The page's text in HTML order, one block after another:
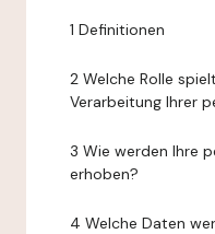
1 Definitionen
2 Welche Rolle
Verarbeitung Ihrer
3 Wie werden Ihre
erhoben?
4 Welche Daten